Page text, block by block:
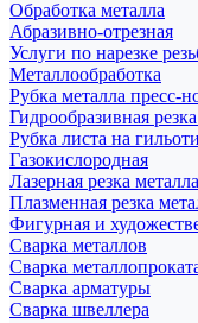
Обработка металла
Абразивно-отрезная
Услуги по нарезке
Металлообработка
Рубка металла пресс-
Гидрообразивная
Рубка листа на
Газокислородная
Лазерная резка металла
Плазменная резка
Фигурная и
Сварка металлов
Сварка
Сварка арматуры
Сварка швеллера